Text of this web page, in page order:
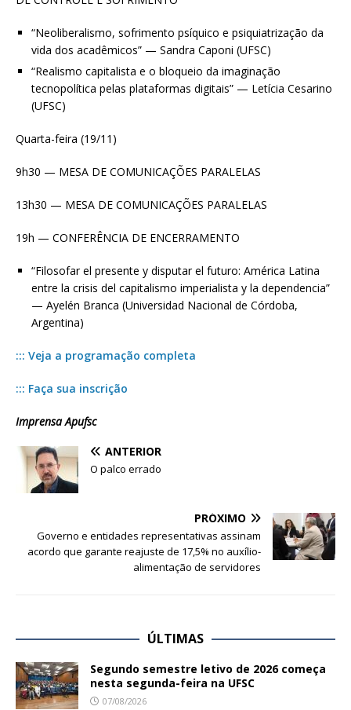
“Neoliberalismo, sofrimento psíquico e psiquiatrização da
vida dos acadêmicos” — Sandra Caponi (UFSC)
“Realismo capitalista e o bloqueio da imaginação
tecnopolítica pelas plataformas digitais” — Letícia Cesarino
(UFSC)
Quarta-feira (19/11)
9h30 — MESA DE COMUNICAÇÕES PARALELAS
13h30 — MESA DE COMUNICAÇÕES PARALELAS
19h — CONFERÊNCIA DE ENCERRAMENTO
“Filosofar el presente y disputar el futuro: América Latina
entre la crisis del capitalismo imperialista y la dependencia”
— Ayelén Branca (Universidad Nacional de Córdoba,
Argentina)
::: Veja a programação completa
::: Faça sua inscrição
Imprensa Apufsc
ANTERIOR
O palco errado
PRÓXIMO
Governo e entidades representativas assinam
acordo que garante reajuste de 17,5% no auxílio-
alimentação de servidores
ÚLTIMAS
Segundo semestre letivo de 2026 começa
nesta segunda-feira na UFSC
07/08/2026